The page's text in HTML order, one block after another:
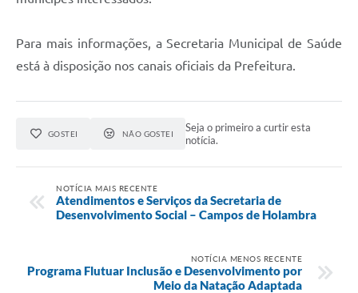
Para mais informações, a Secretaria Municipal de Saúde
está à disposição nos canais oficiais da Prefeitura.
GOSTEI NÃO GOSTEI
Seja o primeiro a curtir esta
notícia.
NOTÍCIA MAIS RECENTE
Atendimentos e Serviços da Secretaria de
Desenvolvimento Social – Campos de Holambra
NOTÍCIA MENOS RECENTE
Programa Flutuar Inclusão e Desenvolvimento por
Meio da Natação Adaptada